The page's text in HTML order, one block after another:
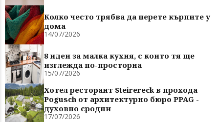
Колко често трябва да перете кърпите у
дома
14/07/2026
8 идеи за малка кухня, с които тя ще
изглежда по-просторна
15/07/2026
Хотел ресторант Steirereck в прохода
Pogusch от архитектурно бюро PPAG -
духовно сродни
17/07/2026